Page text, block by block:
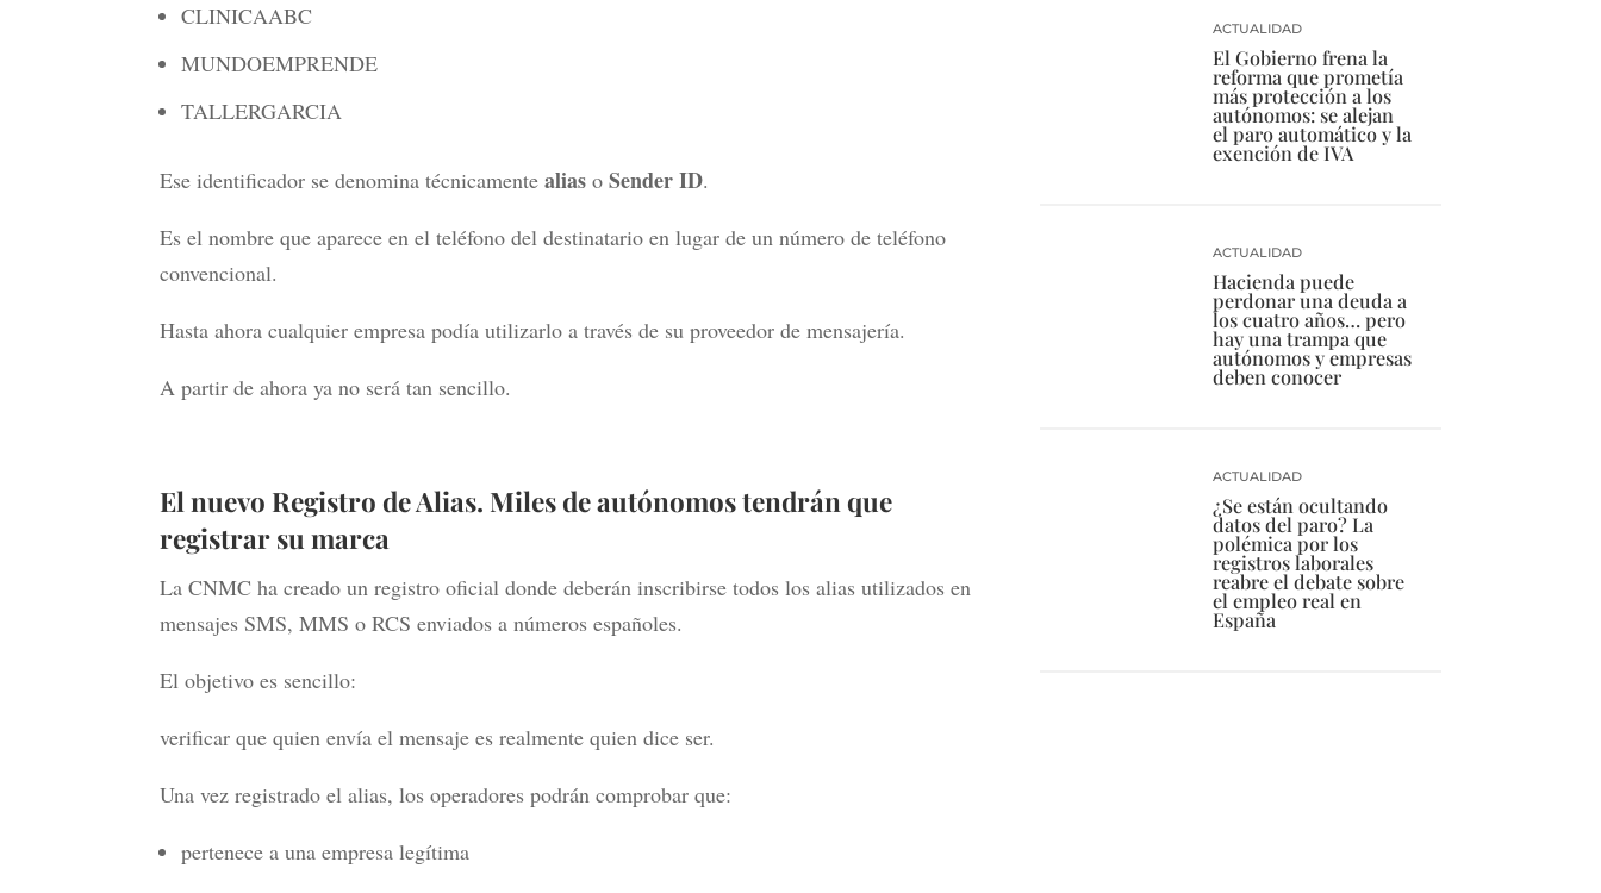
CLINICAABC
MUNDOEMPRENDE
TALLERGARCIA
Ese identificador se denomina técnicamentealias oSender ID.
Es el nombre que aparece en el teléfono del destinatario en lugar de un número de teléfono
convencional.
Hasta ahora cualquier empresa podía utilizarlo a través de su proveedor de mensajería.
A partir de ahora ya no será tan sencillo.
El nuevo Registro de Alias. Miles de autónomos tendrán que
registrar su marca
La CNMC ha creado un registro oficial donde deberán inscribirse todos los alias utilizados en
mensajes SMS, MMS o RCS enviados a números españoles.
El objetivo es sencillo:
verificar que quien envía el mensaje es realmente quien dice ser.
Una vez registrado el alias, los operadores podrán comprobar que:
pertenece a una empresa legítima
El Gobierno frena la
reforma que prometía
más protección a los
autónomos: se alejan
el paro automático y la
exención de IVA
ACTUALIDAD
Hacienda puede
perdonar una deuda a
los cuatro años… pero
hay una trampa que
autónomos y empresas
deben conocer
ACTUALIDAD
¿Se están ocultando
datos del paro? La
polémica por los
registros laborales
reabre el debate sobre
el empleo real en
España
ACTUALIDAD